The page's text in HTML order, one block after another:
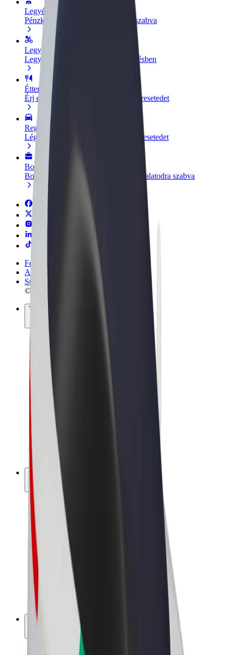
Legyél sofőr
Pénzkereseti lehetőség igényeidre szabva
Legyél futár
Legyél futár és részesülj heti kifizetésben
Étterem vagy üzlet hozzáadása
Érj el több felhasználót és növeld keresetedet
Regisztrálj flottatulajdonosként
Légy Bolt flottapartner és növeld keresetedet
Bolt for Business
Bolt termékek és szolgáltatások a vállalatodra szabva
Felhasználási feltételek
Adatvédelem
Sütik
© 2026 Bolt Technology OÜ
Termékek
Utazás
Rollerek
Bolt Market
Bolt Food
Bolt Drive
Bolt cégeknek
E-kerékpárok
Bolt Plus
Keress a Bolttal
Sofőrök
Sofőr kereset
Futárok
Futár kereset
Bolt Food kereskedők
Franchise-ok
A Bolt-ról